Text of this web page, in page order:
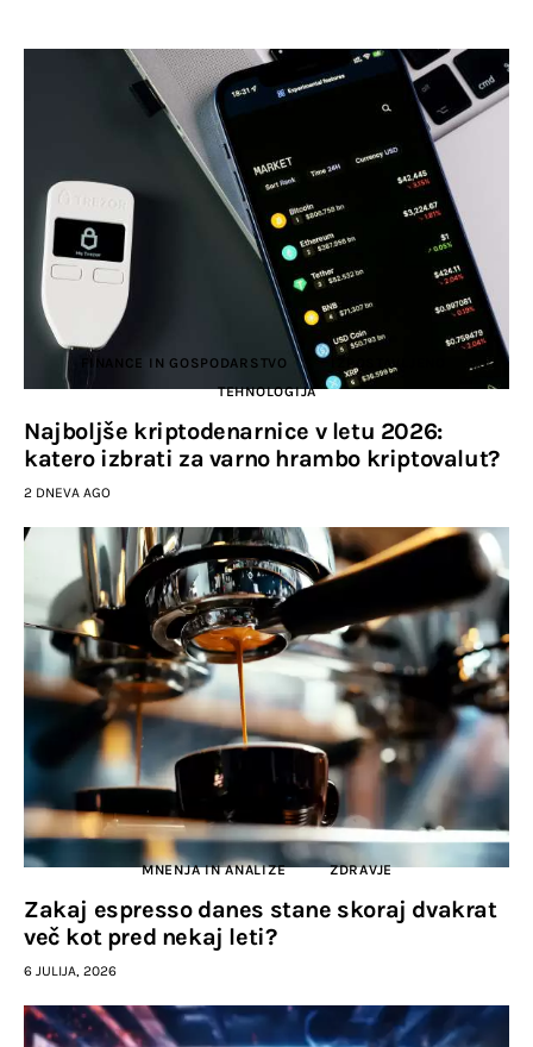
FINANCE IN GOSPODARSTVO
IZPOSTAVLJENO
TEHNOLOGIJA
Najboljše kriptodenarnice v letu 2026:
katero izbrati za varno hrambo kriptovalut?
2 DNEVA AGO
MNENJA IN ANALIZE ZDRAVJE
Zakaj espresso danes stane skoraj dvakrat
več kot pred nekaj leti?
6 JULIJA, 2026